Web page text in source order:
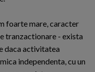
foarte mare, caracter
tranzactionare - exista
daca activitatea
independenta, cu un